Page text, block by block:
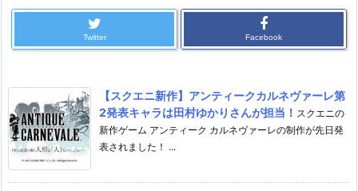
Twitter Facebook
【スクエニ新作】アンティークカルネヴァーレ第
2発表キャラは田村ゆかりさんが担当！ スクエニの
新作ゲーム アンティーク カルネヴァーレの制作が先日発
表されました！ ...